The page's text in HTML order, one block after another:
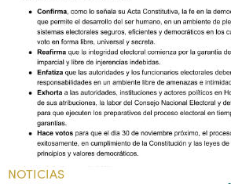
NOTICIAS